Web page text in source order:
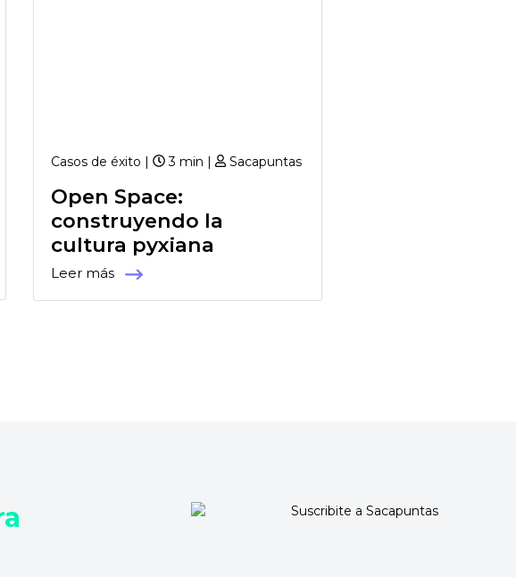
Casos de éxito | 3 min | Sacapuntas
Open Space:
construyendo la
cultura pyxiana
Leer más